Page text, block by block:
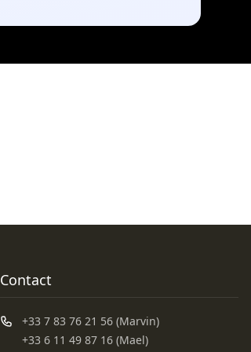
Contact
+33 7 83 76 21 56 (Marvin)
+33 6 11 49 87 16 (Mael)